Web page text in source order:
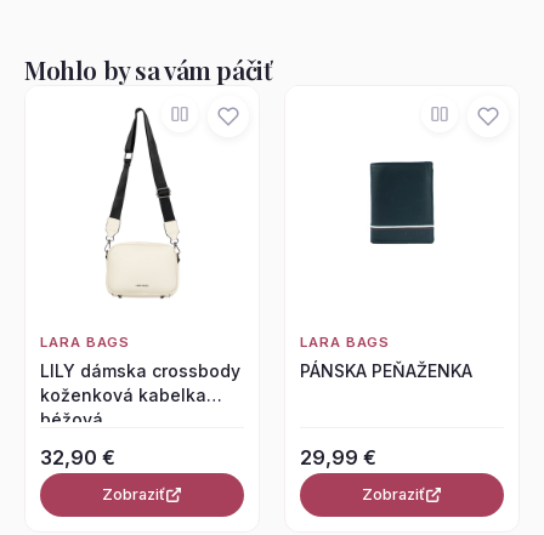
Mohlo by sa vám páčiť
LARA BAGS
LILY dámska crossbody
koženková kabelka
béžová
32,90 €
Zobraziť
LARA BAGS
PÁNSKA PEŇAŽENKA
29,99 €
Zobraziť